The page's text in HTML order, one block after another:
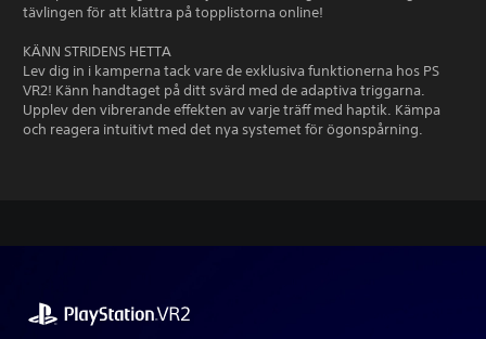
tävlingen för att klättra på topplistorna online!
KÄNN STRIDENS HETTA
Lev dig in i kamperna tack vare de exklusiva funktionerna hos PS
VR2! Känn handtaget på ditt svärd med de adaptiva triggarna.
Upplev den vibrerande effekten av varje träff med haptik. Kämpa
och reagera intuitivt med det nya systemet för ögonspårning.